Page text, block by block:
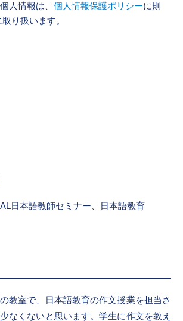
人情報は、 個人情報保護ポリシーに則
り扱います。
日本語教師セミナー、日本語教育
教室で、日本語教育の作文授業を担当さ
なくないと思います。学生に作文を教え